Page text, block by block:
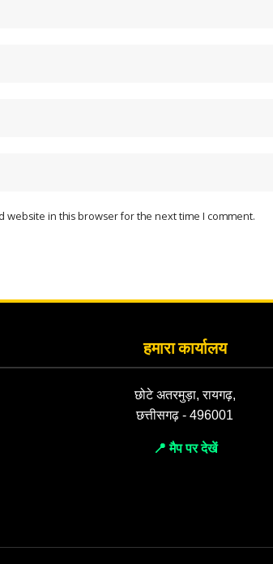
website in this browser for the next time I comment.
हमारा कार्यालय
छोटे अतरमुड़ा, रायगढ़,
छत्तीसगढ़ - 496001
📍 मैप पर देखें